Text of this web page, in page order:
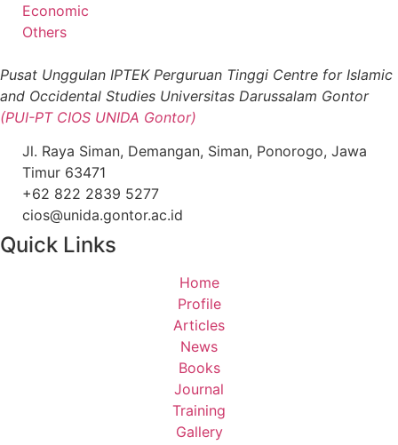
Economic
Others
Pusat Unggulan IPTEK Perguruan Tinggi Centre for Islamic
and Occidental Studies Universitas Darussalam Gontor
(PUI-PT CIOS UNIDA Gontor)
Jl. Raya Siman, Demangan, Siman, Ponorogo, Jawa
Timur 63471
+62 822 2839 5277
cios@unida.gontor.ac.id
Quick Links
Home
Profile
Articles
News
Books
Journal
Training
Gallery